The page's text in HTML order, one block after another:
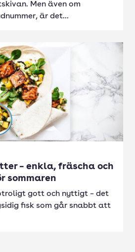
Men även om
är det...
– enkla, fräscha och
sommaren
gott och nyttigt – det
fisk som går snabbt att